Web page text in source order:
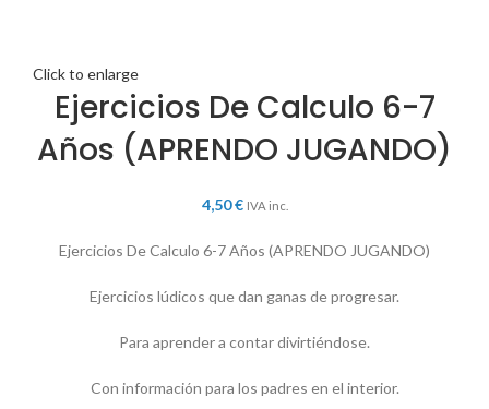
Click to enlarge
Ejercicios De Calculo 6-7
Años (APRENDO JUGANDO)
4,50€ IVA inc.
Ejercicios De Calculo 6-7 Años (APRENDO JUGANDO)
Ejercicios lúdicos que dan ganas de progresar.
Para aprender a contar divirtiéndose.
Con información para los padres en el interior.